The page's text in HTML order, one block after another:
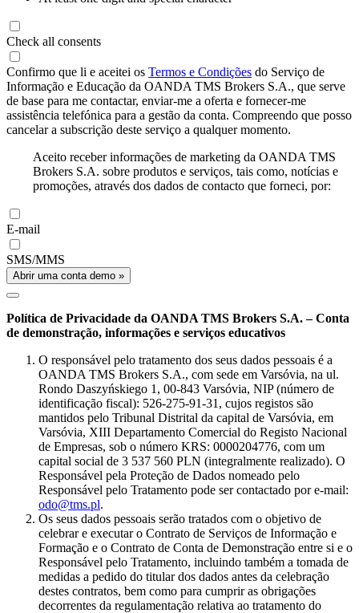
Check all consents
Confirmo que li e aceitei os Termos e Condições do Serviço de
Informação e Educação da OANDA TMS Brokers S.A., que serve
de base para me contactar, enviar-me a oferta e fornecer-me
assistência telefónica para a gestão da conta. Compreendo que posso
cancelar a subscrição deste serviço a qualquer momento.
Aceito receber informações de marketing da OANDA TMS
Brokers S.A. sobre produtos e serviços, tais como, notícias e
promoções, através dos dados de contacto que forneci, por:
E-mail
SMS/MMS
Abrir uma conta demo »
Política de Privacidade da OANDA TMS Brokers S.A. – Conta
de demonstração, informações e serviços educativos
O responsável pelo tratamento dos seus dados pessoais é a
OANDA TMS Brokers S.A., com sede em Varsóvia, na ul.
Rondo Daszyńskiego 1, 00-843 Varsóvia, NIP (número de
identificação fiscal): 526-275-91-31, cujos registos são
mantidos pelo Tribunal Distrital da capital de Varsóvia, em
Varsóvia, XIII Departamento Comercial do Registo Nacional
de Empresas, sob o número KRS: 0000204776, com um
capital social de 3 537 560 PLN (integralmente realizado). O
Responsável pela Proteção de Dados nomeado pelo
Responsável pelo Tratamento pode ser contactado por e-mail:
odo@tms.pl.
Os seus dados pessoais serão tratados com o objetivo de
celebrar e executar o Contrato de Serviços de Informação e
Formação e o Contrato de Conta de Demonstração entre si e o
Responsável pelo Tratamento, incluindo também a tomada de
medidas a pedido do titular dos dados antes da celebração
destes contratos, bem como para cumprir as obrigações
decorrentes da regulamentação relativa ao tratamento do